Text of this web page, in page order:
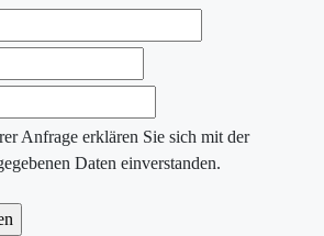
Anfrage erklären Sie sich mit der
Daten einverstanden.